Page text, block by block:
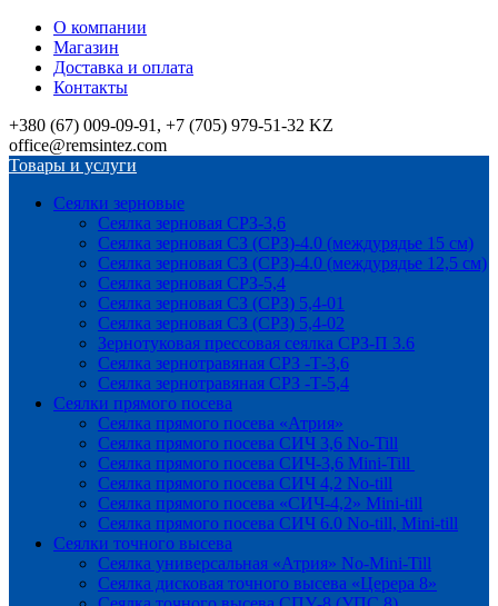
О компании
Магазин
Доставка и оплата
Контакты
+380 (67) 009-09-91, +7 (705) 979-51-32 KZ
office@remsintez.com
Товары и услуги
Сеялки зерновые
Сеялка зерновая СРЗ-3,6
Сеялка зерновая СЗ (СРЗ)-4.0 (междурядье 15 см)
Сеялка зерновая СЗ (СРЗ)-4.0 (междурядье 12,5 см)
Сеялка зерновая СРЗ-5,4
Сеялка зерновая СЗ (СРЗ) 5,4-01
Сеялка зерновая СЗ (СРЗ) 5,4-02
Зернотуковая прессовая сеялка СРЗ-П 3.6
Сеялка зернотравяная СРЗ -Т-3,6
Сеялка зернотравяная СРЗ -Т-5,4
Сеялки прямого посева
Сеялка прямого посева «Атрия»
Сеялка прямого посева СИЧ 3,6 No-Till
Сеялка прямого посева СИЧ-3,6 Mini-Till
Сеялка прямого посева СИЧ 4,2 No-till
Сеялка прямого посева «СИЧ-4,2» Mini-till
Сеялка прямого посева СИЧ 6.0 No-till, Mini-till
Сеялки точного высева
Сеялка универсальная «Атрия» No-Mini-Till
Сеялка дисковая точного высева «Церера 8»